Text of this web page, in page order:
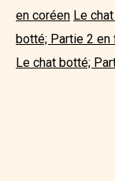
en coréen Le
botté; Partie 2 en
Le chat botté;